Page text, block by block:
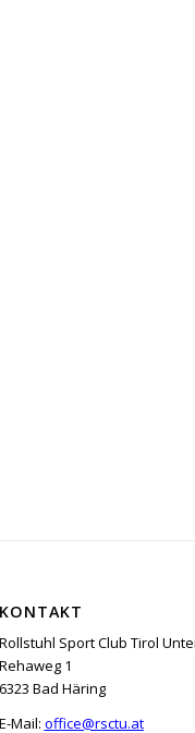
KONTAKT
Rollstuhl Sport Club Tirol
Rehaweg 1
6323 Bad Häring
E-Mail: office@rsctu.at